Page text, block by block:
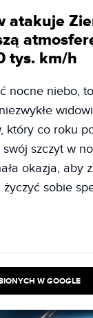
atakuje
tys. km/h
nocne niebo,
który co roku
szczyt w
okazja, aby
sobie
W GOOGLE